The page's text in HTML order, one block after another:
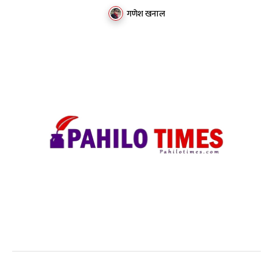
गणेश खनाल